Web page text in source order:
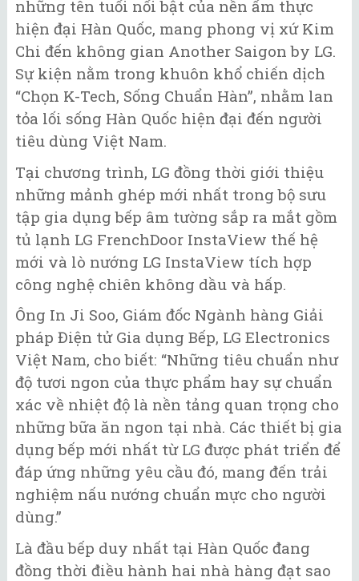
những tên tuổi nổi bật của nền ẩm thực
hiện đại Hàn Quốc, mang phong vị xứ Kim
Chi đến không gian Another Saigon by LG.
Sự kiện nằm trong khuôn khổ chiến dịch
“Chọn K-Tech, Sống Chuẩn Hàn”, nhằm lan
tỏa lối sống Hàn Quốc hiện đại đến người
tiêu dùng Việt Nam.
Tại chương trình, LG đồng thời giới thiệu
những mảnh ghép mới nhất trong bộ sưu
tập gia dụng bếp âm tường sắp ra mắt gồm
tủ lạnh LG FrenchDoor InstaView thế hệ
mới và lò nướng LG InstaView tích hợp
công nghệ chiên không dầu và hấp.
Ông In Ji Soo, Giám đốc Ngành hàng Giải
pháp Điện tử Gia dụng Bếp, LG Electronics
Việt Nam, cho biết: “Những tiêu chuẩn như
độ tươi ngon của thực phẩm hay sự chuẩn
xác về nhiệt độ là nền tảng quan trọng cho
những bữa ăn ngon tại nhà. Các thiết bị gia
dụng bếp mới nhất từ LG được phát triển để
đáp ứng những yêu cầu đó, mang đến trải
nghiệm nấu nướng chuẩn mực cho người
dùng.”
Là đầu bếp duy nhất tại Hàn Quốc đang
đồng thời điều hành hai nhà hàng đạt sao